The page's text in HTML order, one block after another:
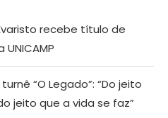
recebe título de
“O Legado”: “Do jeito
jeito que a vida se faz”